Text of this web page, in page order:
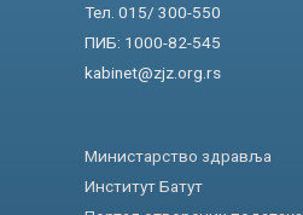
Тел. 015/ 300-550
ПИБ: 1000-82-545
kabinet@zjz.org.rs
Министарство здравља
Институт Батут